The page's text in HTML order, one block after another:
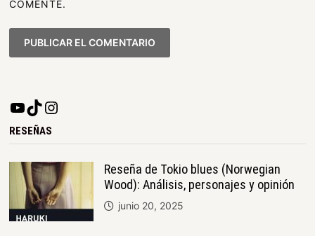
COMENTE.
RESEÑAS
Reseña de Tokio blues (Norwegian
Wood): Análisis, personajes y opinión
junio 20, 2025